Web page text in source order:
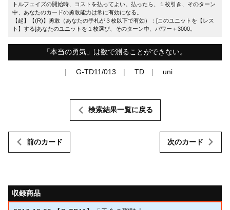
トルフェイズの開始時、コストを払ってよい。払ったら、１枚引き、そのターン
中、あなたのカードの勇敢能力は常に有効になる。
【起】【(R)】勇敢（あなたの手札が３枚以下で有効）：[このユニットを【レス
ト】する]あなたのユニットを１枚選び、そのターン中、パワー＋3000。
「本当の勇気」は数で測ることができない。
G-TD11/013 TD uni
前のカード
検索結果一覧に戻る
次のカード
収録商品